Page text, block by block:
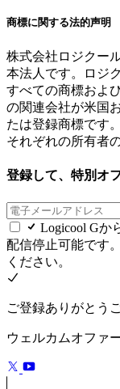
商標に関する法的声明
株式会社ロジクー
本法人です。ロジ
すべての商標およ
の関連会社が米国
たは登録商標です
それぞれの所有者
登録して、特別オ
Logicool Gか
配信停止可能です
ください。
ご登録ありがとう
ウェルカムオファ